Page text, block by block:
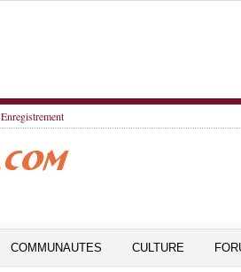
Enregistrement
COMMUNAUTES CULTURE